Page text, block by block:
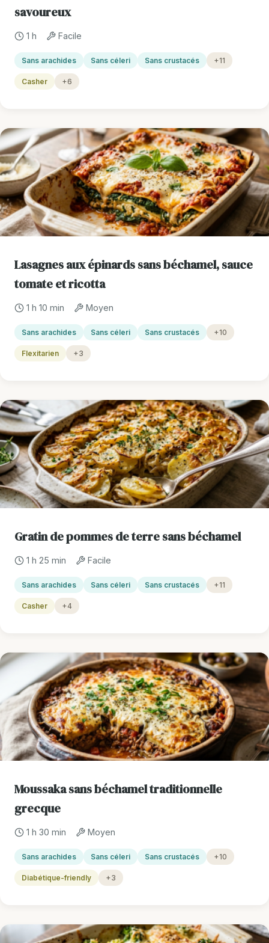
savoureux
1 h Facile
Sans arachides Sans céleri Sans crustacés +11
Casher +6
Lasagnes aux épinards sans béchamel, sauce
tomate et ricotta
1 h 10 min Moyen
Sans arachides Sans céleri Sans crustacés +10
Flexitarien +3
Gratin de pommes de terre sans béchamel
1 h 25 min Facile
Sans arachides Sans céleri Sans crustacés +11
Casher +4
Moussaka sans béchamel traditionnelle
grecque
1 h 30 min Moyen
Sans arachides Sans céleri Sans crustacés +10
Diabétique-friendly +3